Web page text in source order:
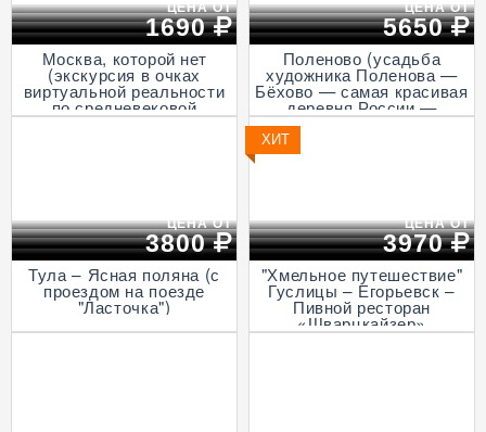
ЦЕНА ОТ
1690
Москва, которой нет
(экскурсия в очках
виртуальной реальности
по средневековой
столице, пешеходная)
ЦЕНА ОТ
5650
Поленово (усадьба
художника Поленова —
Бёхово — самая красивая
деревня России —
Итальянская ротонда в
Подмоклово, с прогулкой
на теплоходе по Оке)
ЦЕНА ОТ
3800
Тула – Ясная поляна (с
проездом на поезде
"Ласточка")
ХИТ
ЦЕНА ОТ
3970
"Хмельное путешествие"
Гуслицы – Егорьевск –
Пивной ресторан
«Шварцкайзер»